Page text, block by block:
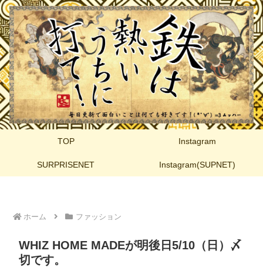
TOP Instagram
SURPRISENET Instagram(SUPNET)
ホーム ファッション
WHIZ HOME MADEが明後日5/10（日）〆
切です。